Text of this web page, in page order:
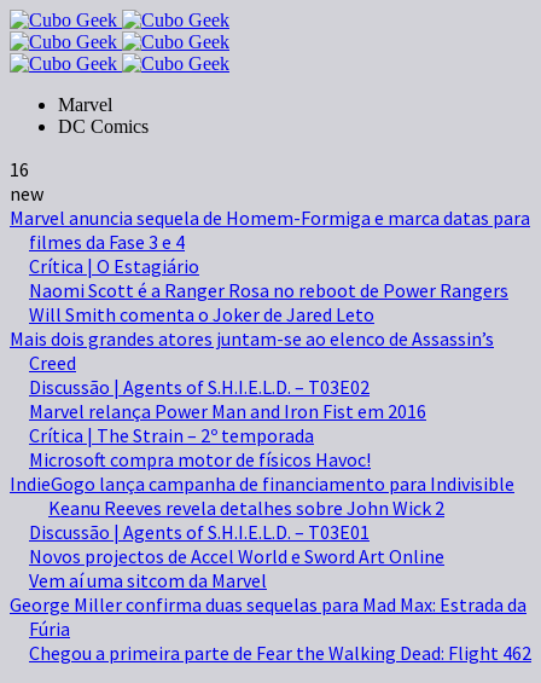
Marvel
DC Comics
16
new
Marvel anuncia sequela de Homem-Formiga e marca datas para
filmes da Fase 3 e 4
Crítica | O Estagiário
Naomi Scott é a Ranger Rosa no reboot de Power Rangers
Will Smith comenta o Joker de Jared Leto
Mais dois grandes atores juntam-se ao elenco de Assassin’s
Creed
Discussão | Agents of S.H.I.E.L.D. – T03E02
Marvel relança Power Man and Iron Fist em 2016
Crítica | The Strain – 2º temporada
Microsoft compra motor de físicos Havoc!
IndieGogo lança campanha de financiamento para Indivisible
Keanu Reeves revela detalhes sobre John Wick 2
Discussão | Agents of S.H.I.E.L.D. – T03E01
Novos projectos de Accel World e Sword Art Online
Vem aí uma sitcom da Marvel
George Miller confirma duas sequelas para Mad Max: Estrada da
Fúria
Chegou a primeira parte de Fear the Walking Dead: Flight 462